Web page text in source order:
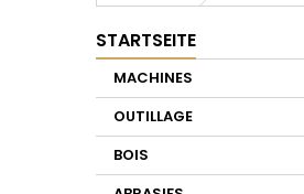
STARTSEITE
MACHINES
OUTILLAGE
BOIS